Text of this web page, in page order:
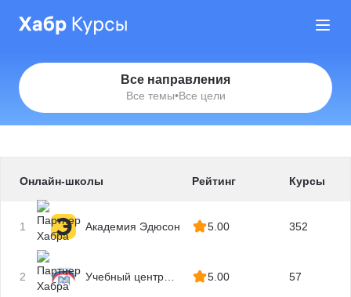
Все направления
Все темы•Все цели
Онлайн-школы Рейтинг Курсы
1 Академия Эдюсон 5.00 352
2
Учебный центр
5.00 57